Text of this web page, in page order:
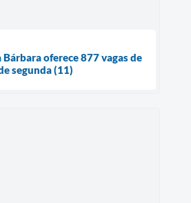
Bárbara oferece 877 vagas de
segunda (11)